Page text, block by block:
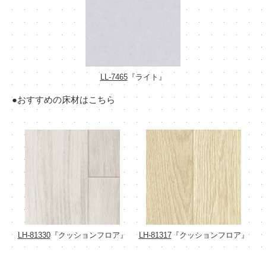
LL-7465『ライト』
●おすすめの床材はこちら
LH-81330『クッションフロア』 LH-81317『クッションフロア』